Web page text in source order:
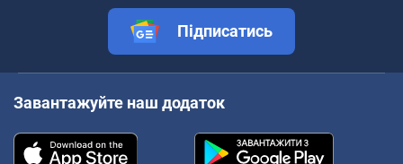
Підписатись
Завантажуйте наш додаток